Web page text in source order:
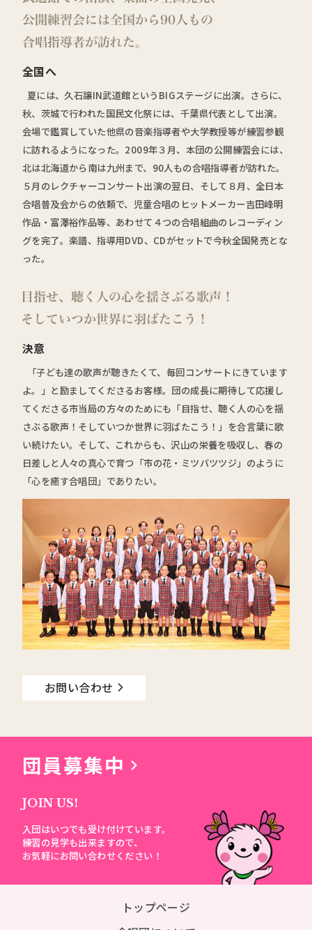
全国へ
夏には、久石譲IN武道館というBIGステージに出演。さらに、
秋、茨城で行われた国民文化祭には、千葉県代表として出演。
会場で鑑賞していた他県の音楽指導者や大学教授等が練習参観
に訪れるようになった。2009年３月、本団の公開練習会には、
北は北海道から南は九州まで、90人もの合唱指導者が訪れた。
５月のレクチャーコンサート出演の翌日、そして８月、全日本
合唱普及会からの依頼で、児童合唱のヒットメーカー吉田峰明
作品・富澤裕作品等、あわせて４つの合唱組曲のレコーディン
グを完了。楽譜、指導用DVD、CDがセットで今秋全国発売とな
った。
決意
「子ども達の歌声が聴きたくて、毎回コンサートにきています
よ。」と励ましてくださるお客様。団の成長に期待して応援し
てくださる市当局の方々のためにも「目指せ、聴く人の心を揺
さぶる歌声！そしていつか世界に羽ばたこう！」を合言葉に歌
い続けたい。そして、これからも、沢山の栄養を吸収し、春の
日差しと人々の真心で育つ「市の花・ミツバツツジ」のように
「心を癒す合唱団」でありたい。
お問い合わせ
団員募集中
JOIN US!
入団はいつでも受け付けています。
練習の見学も出来ますので、
お気軽にお問い合わせください！
トップページ